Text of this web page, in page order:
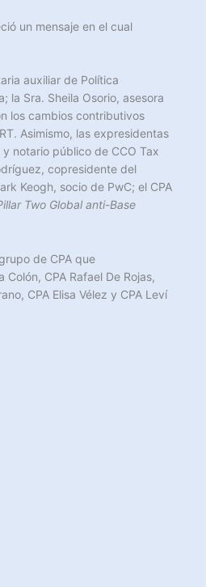
un mensaje en el cual
auxiliar de Política
la Sra. Sheila Osorio, asesora
los cambios contributivos
Asimismo, las expresidentas
notario público de CCO Tax
copresidente del
Keogh, socio de PwC; el CPA
Two Global anti-Base
de CPA que
CPA Rafael De Rojas,
CPA Elisa Vélez y CPA Leví